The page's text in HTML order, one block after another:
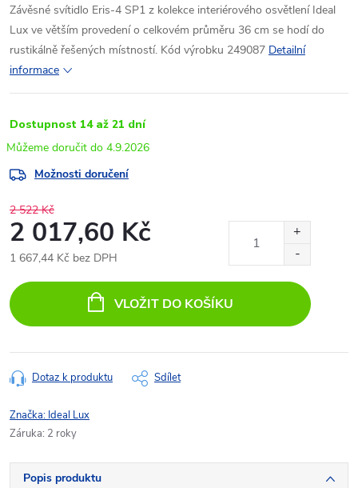
Závěsné svítidlo Eris-4 SP1 z kolekce interiérového osvětlení Ideal
Lux ve větším provedení o celkovém průměru 36 cm se hodí do
rustikálně řešených místností. Kód výrobku 249087 Detailní
informace
Dostupnost 14 až 21 dní
4.9.2026
Možnosti doručení
2 522 Kč
2 017,60 Kč
1 667,44 Kč bez DPH
cena:
VLOŽIT DO KOŠÍKU
Dotaz k produktu Sdílet
Značka: Ideal Lux
Záruka: 2 roky
Popis produktu